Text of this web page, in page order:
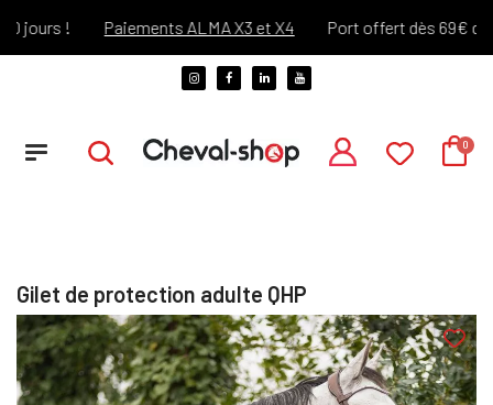
! Paiements ALMA X3 et X4 Port offert dès 69€
Gilet de protection adulte QHP